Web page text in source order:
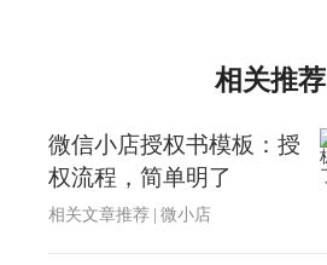
相关推荐
微信小店授权书模板：授
权流程，简单明了
相关文章推荐 | 微小店